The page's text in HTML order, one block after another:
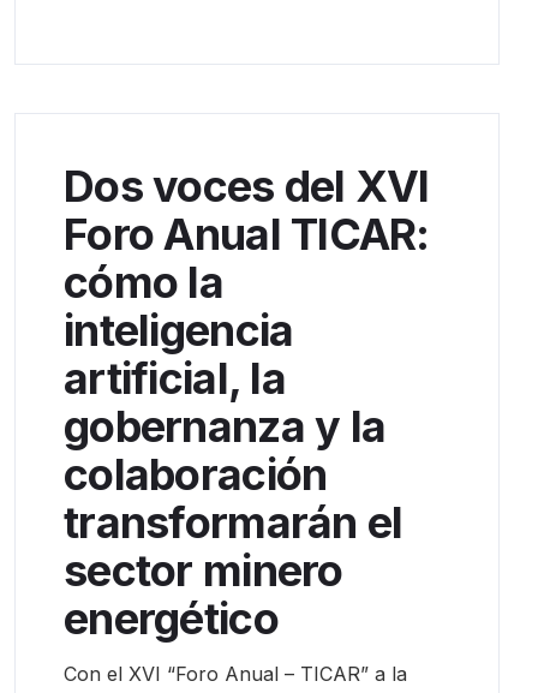
Dos voces del XVI
Foro Anual TICAR:
cómo la
inteligencia
artificial, la
gobernanza y la
colaboración
transformarán el
sector minero
energético
Con el XVI “Foro Anual – TICAR” a la